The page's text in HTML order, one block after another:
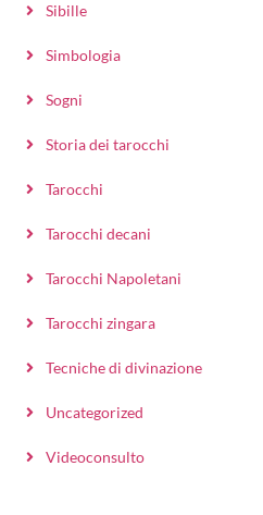
Sibille
Simbologia
Sogni
Storia dei tarocchi
Tarocchi
Tarocchi decani
Tarocchi Napoletani
Tarocchi zingara
Tecniche di divinazione
Uncategorized
Videoconsulto